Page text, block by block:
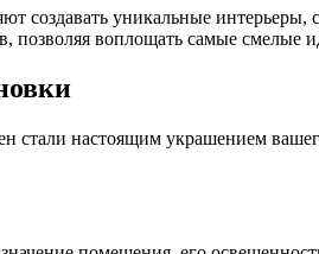
создавать уникальные
позволяя воплощать самые смелые
стали настоящим украшением